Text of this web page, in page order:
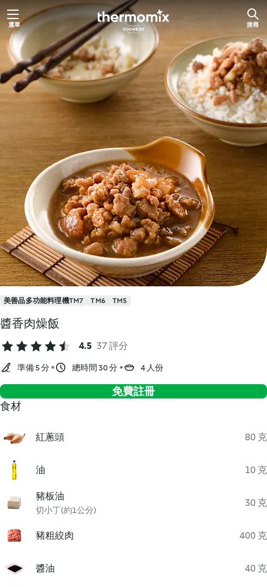
跳
主
要
容
選單 搜尋
美善品多功能料理機TM7 TM6 TM5
醬香肉燥飯
4.5 37 評分
準備 5 分 總時間 30 分 4 人份
免費註冊
食材
紅蔥頭 80 克
油 10 克
豬板油
切小丁(約1公分)
30 克
豬粗絞肉 400 克
醬油 40 克